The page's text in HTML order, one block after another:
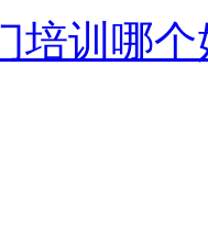
培训哪个